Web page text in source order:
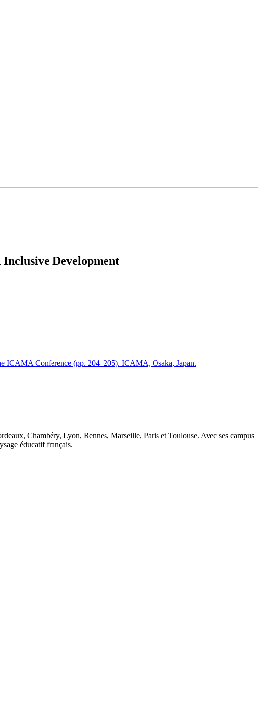
Development
ICAMA Conference (pp. 204–205). ICAMA, Osaka, Japan.
Chambéry, Lyon, Rennes, Marseille, Paris et Toulouse. Avec ses campus
éducatif français.